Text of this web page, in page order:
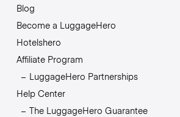
Blog
Become a LuggageHero
Hotelshero
Affiliate Program
LuggageHero Partnerships
Help Center
The LuggageHero Guarantee